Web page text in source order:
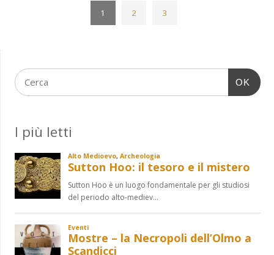
1 2 3
OK
I più letti